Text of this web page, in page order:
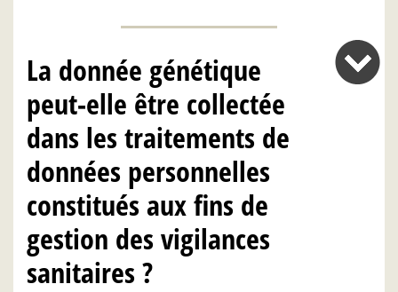
La donnée génétique
peut-elle être collectée
dans les traitements de
données personnelles
constitués aux fins de
gestion des vigilances
sanitaires ?